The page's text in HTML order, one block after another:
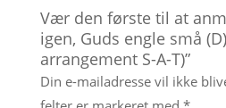
Vær den første til at
igen, Guds engle små
arrangement S-A-T)”
Din e-mailadresse vil ikke